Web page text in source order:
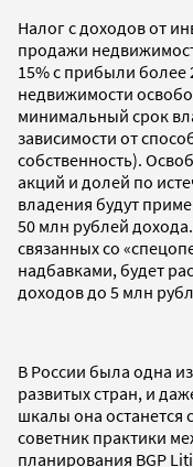
Налог с доходов от
продажи
15% с прибыли
недвижимости
минимальный срок
зависимости от
собственность).
акций и долей по
владения будут
50 млн рублей
связанных со
надбавками, будет
доходов до 5 млн
В России была одна
развитых стран, и
шкалы она останется
советник практики
планирования BGP